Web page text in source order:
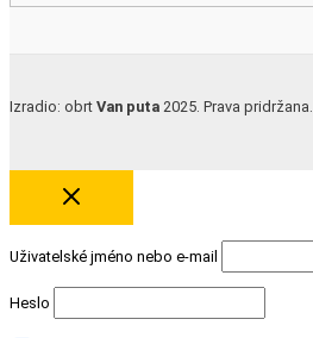
Izradio: obrt Van puta 2025. Prava pridržana.
Uživatelské jméno nebo e-mail
Heslo